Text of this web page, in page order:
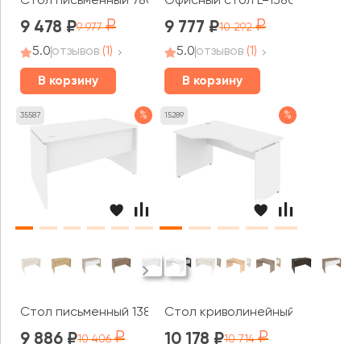
9 478 9 977
5.0отзывов (1)
В корзину
9 777 10 292
5.0отзывов (1)
В корзину
35587 %
Стол письменный 1380x720x750 Оникс / Onix
9 886 10 406
15289 %
Стол криволинейный левый
10 178 10 714